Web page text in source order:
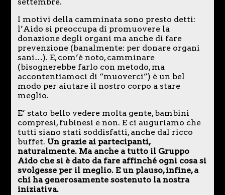
settembre.
I motivi della camminata sono presto detti:
l’Aido si preoccupa di promuovere la
donazione degli organi ma anche di fare
prevenzione (banalmente: per donare organi
sani…). E, com’è noto, camminare
(bisognerebbe farlo con metodo, ma
accontentiamoci di “muoverci”) è un bel
modo per aiutare il nostro corpo a stare
meglio.
E’ stato bello vedere molta gente, bambini
compresi, fubinesi e non. E ci auguriamo che
tutti siano stati soddisfatti, anche dal ricco
buffet. Un grazie ai partecipanti,
naturalmente. Ma anche a tutto il Gruppo
Aido che si è dato da fare affinché ogni cosa si
svolgesse per il meglio. E un plauso, infine, a
chi ha generosamente sostenuto la nostra
iniziativa.